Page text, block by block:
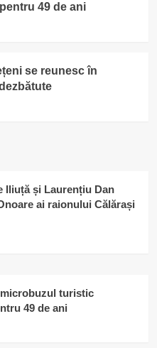
49 de ani
se reunesc în
Iliuță și Laurențiu Dan
ai raionului Călărași
turistic
49 de ani